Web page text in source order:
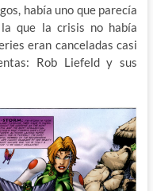
había uno que parecía
que la crisis no había
eran canceladas casi
Rob Liefeld y sus